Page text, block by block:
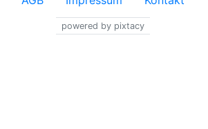
powered by pixtacy